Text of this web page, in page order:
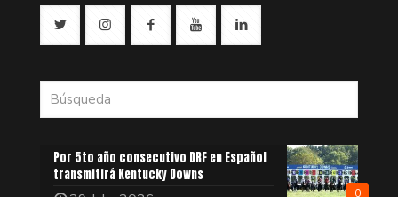
0
Por 5to año consecutivo DRF en Español
transmitirá Kentucky Downs